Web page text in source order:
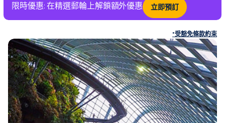
限時優惠: 在精選郵輪上解鎖額外優惠 立即預訂
皇
家
加
勒
*受豁免條款約束